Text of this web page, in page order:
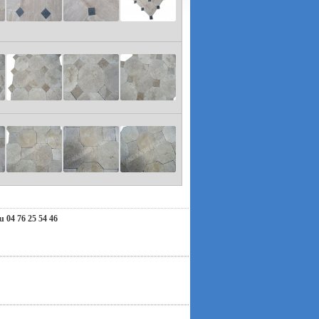
vous invitons à nous contacter par e-mail. Nous
et nous vous souhaitons un très bel été !
76 25 54 46